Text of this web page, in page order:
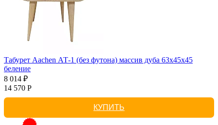
Табурет Aachen АТ-1 (без футона) массив дуба 63х45х45
беление
8 014 ₽
14 570 Р
КУПИТЬ